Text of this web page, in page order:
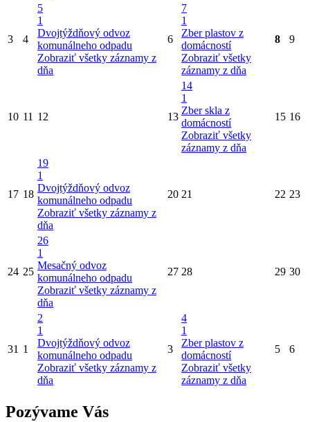
3 4
5
1
Dvojtýždňový odvoz
komunálneho odpadu
Zobraziť všetky záznamy z
dňa
6
7
1
Zber plastov z
domácností
Zobraziť všetky
záznamy z dňa
8 9
10 11 12 13
14
1
Zber skla z
domácností
Zobraziť všetky
záznamy z dňa
15 16
17 18
19
1
Dvojtýždňový odvoz
komunálneho odpadu
Zobraziť všetky záznamy z
dňa
20 21 22 23
24 25
26
1
Mesačný odvoz
komunálneho odpadu
Zobraziť všetky záznamy z
dňa
27 28 29 30
31 1
2
1
Dvojtýždňový odvoz
komunálneho odpadu
Zobraziť všetky záznamy z
dňa
3
4
1
Zber plastov z
domácností
Zobraziť všetky
záznamy z dňa
5 6
Pozývame Vás